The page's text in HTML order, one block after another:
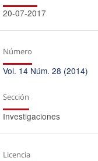
20-07-2017
Número
Vol. 14 Núm. 28 (2014)
Sección
Investigaciones
Licencia